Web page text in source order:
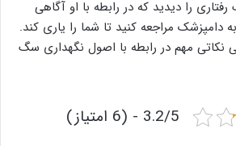
را دیدید که در رابطه با او آگاهی
دامپزشک مراجعه کنید تا شما را یاری کند.
نکاتی مهم در رابطه با اصول نگهداری سگ
3.2/5 - (6 امتیاز)